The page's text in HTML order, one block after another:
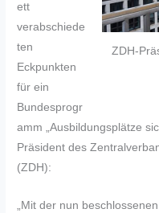
ZDH-
ett
verabschiede
ten
Eckpunkten
für ein
Bundesprogr
amm „Ausbildungsplätze
Präsident des
(ZDH):
„Mit der nun